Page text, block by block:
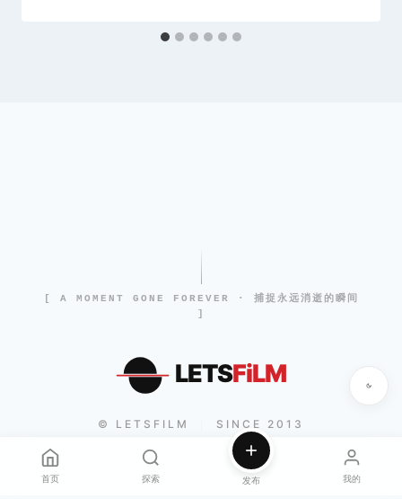
[ A MOMENT GONE FOREVER · 捕捉永远消逝的瞬间
]
LETSFiLM
© LETSFILM SINCE 2013
首页 探索 发布 我的